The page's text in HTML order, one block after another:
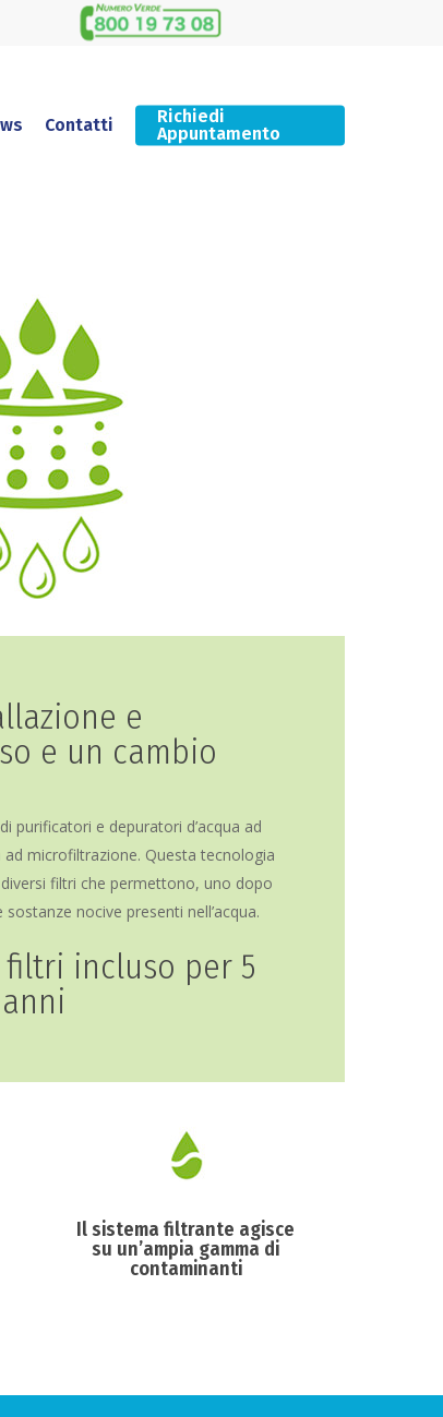
Contatti
Richiedi
Appuntamento
e
e un cambio
purificatori e depuratori d’acqua ad
microfiltrazione. Questa tecnologia
diversi filtri che permettono, uno dopo
nocive presenti nell’acqua.
incluso per 5
anni
Il sistema filtrante agisce
su un’ampia gamma di
contaminanti